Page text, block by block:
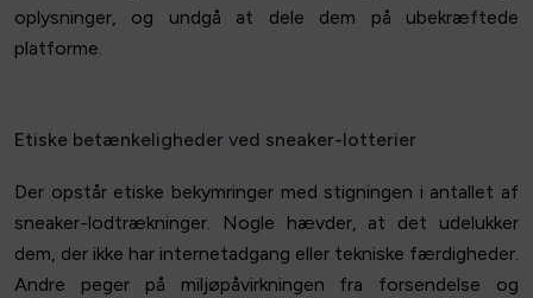
oplysninger, og undgå at dele dem på ubekræftede
platforme.
Etiske betænkeligheder ved sneaker-lotterier
Der opstår etiske bekymringer med stigningen i antallet af
sneaker-lodtrækninger. Nogle hævder, at det udelukker
dem, der ikke har internetadgang eller tekniske færdigheder.
Andre peger på miljøpåvirkningen fra forsendelse og